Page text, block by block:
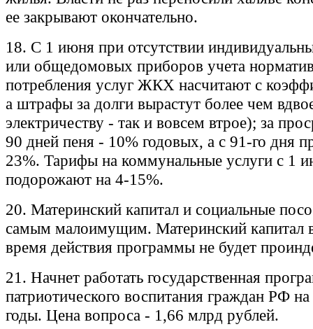
ее закрывают окончательно.
18. С 1 июня при отсутствии
или общедомовых приборов учета
потребления услуг ЖКХ насчитают с
а штрафы за долги вырастут более чем
электричеству - так и вовсем втрое); за
90 дней пеня - 10% годовых, а с 91-го дня
23%. Тарифы на коммунальные услуги с 1
подорожают на 4-15%.
20. Материнский капитал и социальные
самым малоимущим. Материнский капитал
время действия программы не будет
21. Начнет работать государственная
патриотического воспитания граждан РФ
годы. Цена вопроса - 1,66 млрд рублей.